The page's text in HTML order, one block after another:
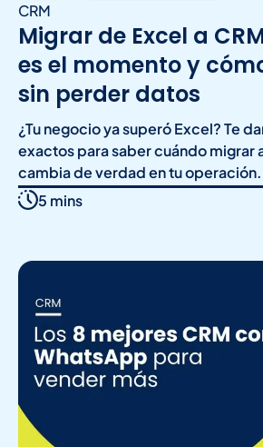
CRM
Migrar de Excel a
es el momento y
sin perder datos
¿Tu negocio ya superó Excel? Te
exactos para saber cuándo migrar
cambia de verdad en tu operación.
5 mins